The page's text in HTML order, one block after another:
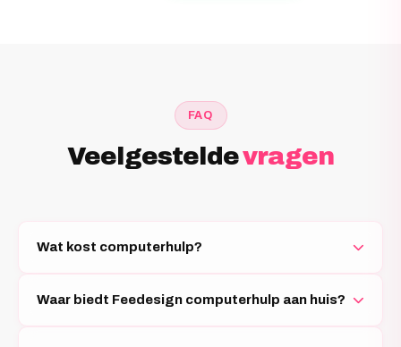
FAQ
Veelgesteldevragen
Wat kost computerhulp?
Waar biedt Feedesign computerhulp aan huis?